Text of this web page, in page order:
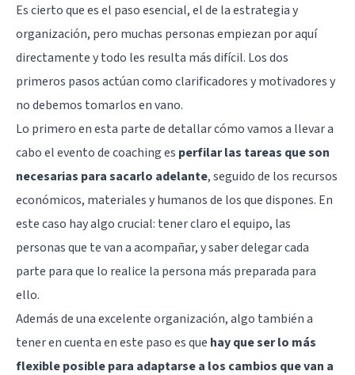
Es cierto que es el paso esencial, el de la estrategia y
organización, pero muchas personas empiezan por aquí
directamente y todo les resulta más difícil. Los dos
primeros pasos actúan como clarificadores y motivadores y
no debemos tomarlos en vano.
Lo primero en esta parte de detallar cómo vamos a llevar a
cabo el evento de coaching es perfilar las tareas que son
necesarias para sacarlo adelante, seguido de los recursos
económicos, materiales y humanos de los que dispones. En
este caso hay algo crucial: tener claro el equipo, las
personas que te van a acompañar, y saber delegar cada
parte para que lo realice la persona más preparada para
ello.
Además de una excelente organización, algo también a
tener en cuenta en este paso es que hay que ser lo más
flexible posible para adaptarse a los cambios que van a